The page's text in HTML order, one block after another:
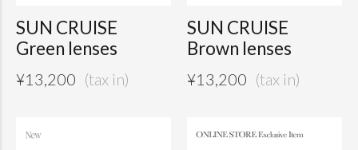
SUN CRUISE
Green lenses
¥13,200
SUN CRUISE
Brown lenses
¥13,200